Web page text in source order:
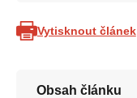
Vytisknout článek
Obsah článku